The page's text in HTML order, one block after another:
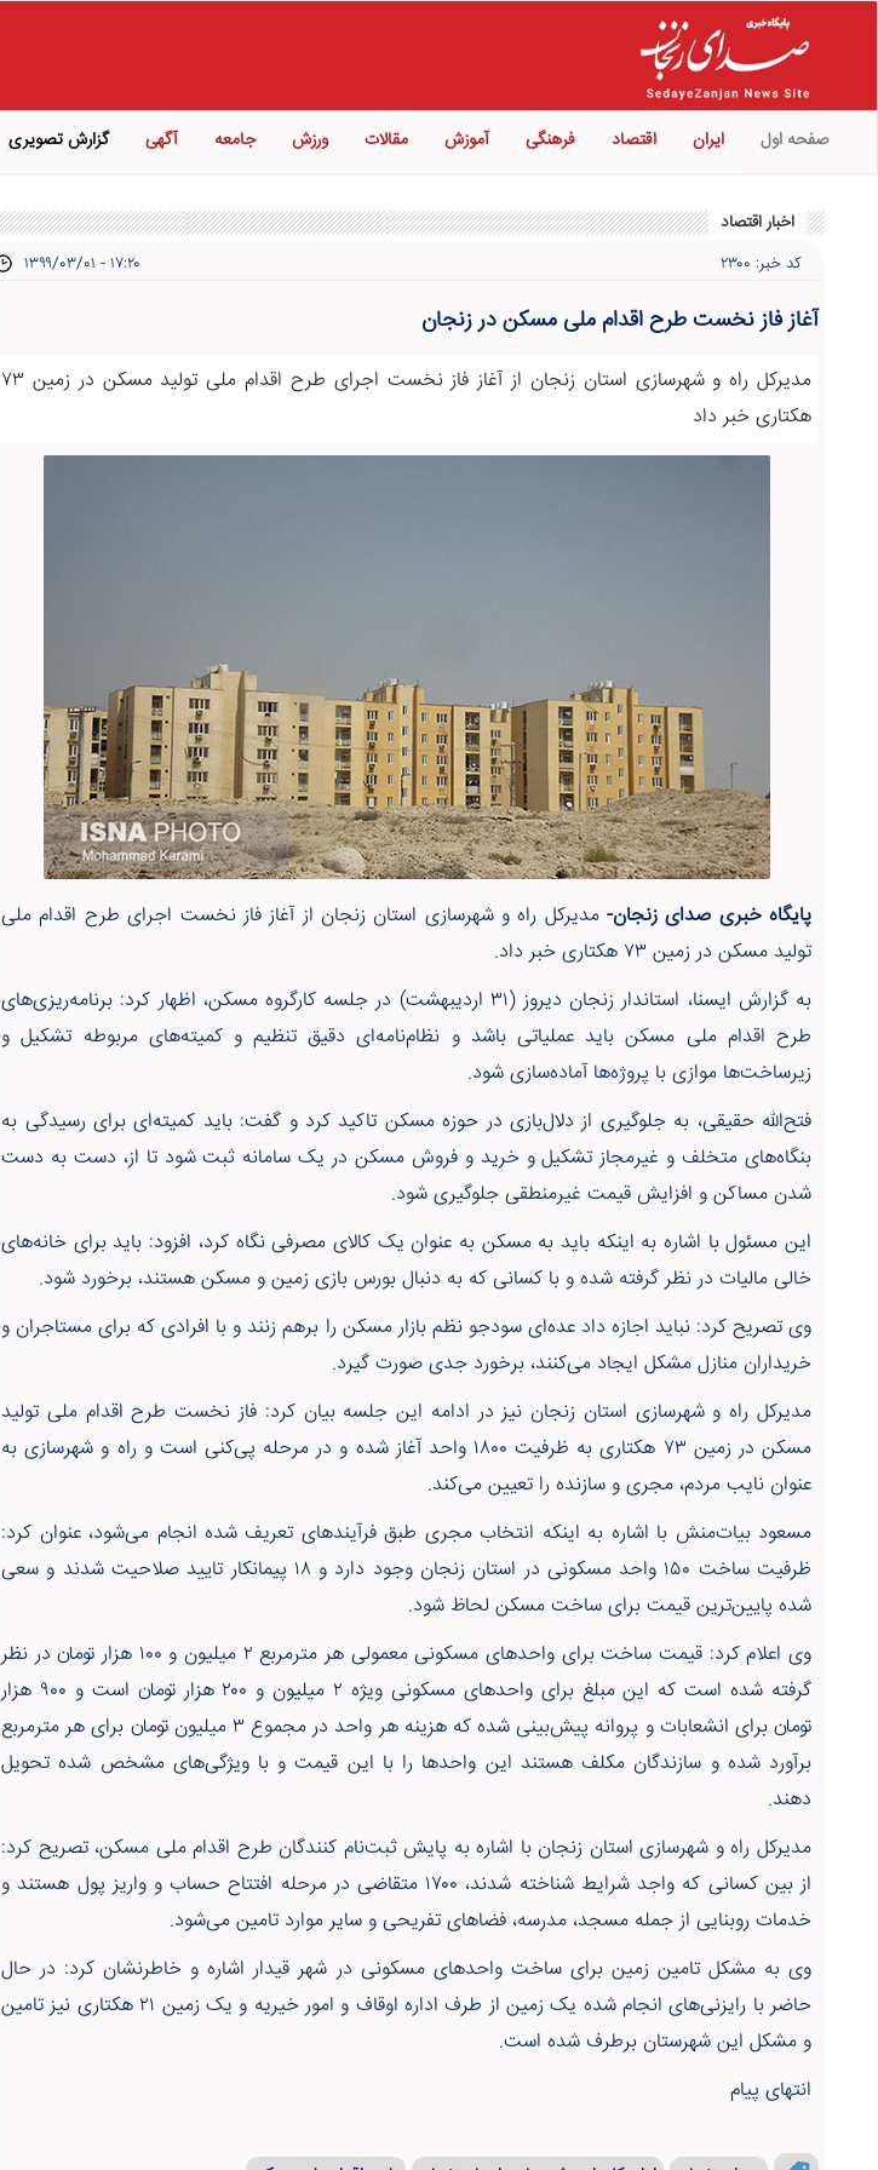
صفحه اول ایران اقتصاد فرهنگی آموزش مقالات ورزش جامعه آگهی گزارش تصویری
اخبار اقتصاد
کد خبر: ۲۳۰۰ ۱۳۹۹/۰۳/۰۱ - ۱۷:۲۰
آغاز فاز نخست طرح اقدام ملی مسکن در زنجان
مدیرکل راه و شهرسازی استان زنجان از آغاز فاز نخست اجرای طرح اقدام ملی تولید مسکن در زمین ۷۳
هکتاری خبر داد
پایگاه خبری صدای زنجان- مدیرکل راه و شهرسازی استان زنجان از آغاز فاز نخست اجرای طرح اقدام ملی
تولید مسکن در زمین ۷۳ هکتاری خبر داد.
به گزارش ایسنا، استاندار زنجان دیروز (۳۱ اردیبهشت) در جلسه کارگروه مسکن، اظهار کرد: برنامه‌ریزی‌های
طرح اقدام ملی مسکن باید عملیاتی باشد و نظام‌نامه‌ای دقیق تنظیم و کمیته‌های مربوطه تشکیل و
زیرساخت‌ها موازی با پروژه‌ها آماده‌سازی شود.
فتح‌الله حقیقی، به جلوگیری از دلال‌بازی در حوزه مسکن تاکید کرد و گفت: باید کمیته‌ای برای رسیدگی به
بنگاه‌های متخلف و غیرمجاز تشکیل و خرید و فروش مسکن در یک سامانه ثبت شود تا از، دست به دست
شدن مساکن و افزایش قیمت غیرمنطقی جلوگیری شود.
این مسئول با اشاره به اینکه باید به مسکن به عنوان یک کالای مصرفی نگاه کرد، افزود: باید برای خانه‌های
خالی مالیات در نظر گرفته شده و با کسانی که به دنبال بورس بازی زمین و مسکن هستند، برخورد شود.
وی تصریح کرد: نباید اجازه داد عده‌ای سودجو نظم بازار مسکن را برهم زنند و با افرادی که برای مستاجران و
خریداران منازل مشکل ایجاد می‌کنند، برخورد جدی صورت گیرد.
مدیرکل راه و شهرسازی استان زنجان نیز در ادامه این جلسه بیان کرد: فاز نخست طرح اقدام ملی تولید
مسکن در زمین ۷۳ هکتاری به ظرفیت ۱۸۰۰ واحد آغاز شده و در مرحله پی‌کنی است و راه و شهرسازی به
عنوان نایب مردم، مجری و سازنده را تعیین می‌کند.
مسعود بیات‌منش با اشاره به اینکه انتخاب مجری طبق فرآیندهای تعریف شده انجام می‌شود، عنوان کرد:
ظرفیت ساخت ۱۵۰ واحد مسکونی در استان زنجان وجود دارد و ۱۸ پیمانکار تایید صلاحیت شدند و سعی
شده پایین‌ترین قیمت برای ساخت مسکن لحاظ شود.
وی اعلام کرد: قیمت ساخت برای واحدهای مسکونی معمولی هر مترمربع ۲ میلیون و ۱۰۰ هزار تومان در نظر
گرفته شده است که این مبلغ برای واحدهای مسکونی ویژه ۲ میلیون و ۲۰۰ هزار تومان است و ۹۰۰ هزار
تومان برای انشعابات و پروانه پیش‌بینی شده که هزینه هر واحد در مجموع ۳ میلیون تومان برای هر مترمربع
برآورد شده و سازندگان مکلف هستند این واحدها را با این قیمت و با ویژگی‌های مشخص شده تحویل
دهند.
مدیرکل راه و شهرسازی استان زنجان با اشاره به پایش ثبت‌نام کنندگان طرح اقدام ملی مسکن، تصریح کرد:
از بین کسانی که واجد شرایط شناخته شدند، ۱۷۰۰ متقاضی در مرحله افتتاح حساب و واریز پول هستند و
خدمات روبنایی از جمله مسجد، مدرسه، فضاهای تفریحی و سایر موارد تامین می‌شود.
وی به مشکل تامین زمین برای ساخت واحدهای مسکونی در شهر قیدار اشاره و خاطرنشان کرد: در حال
حاضر با رایزنی‌های انجام شده یک زمین از طرف اداره اوقاف و امور خیریه و یک زمین ۲۱ هکتاری نیز تامین
و مشکل این شهرستان برطرف شده است.
انتهای پیام